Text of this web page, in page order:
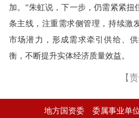
加。”朱虹说，下一步，仍需紧紧扭
条主线，注重需求侧管理，持续激
市场潜力，形成需求牵引供给、
衡，不断提升实体经济质量效益。
【
地方国资委 委属事业单